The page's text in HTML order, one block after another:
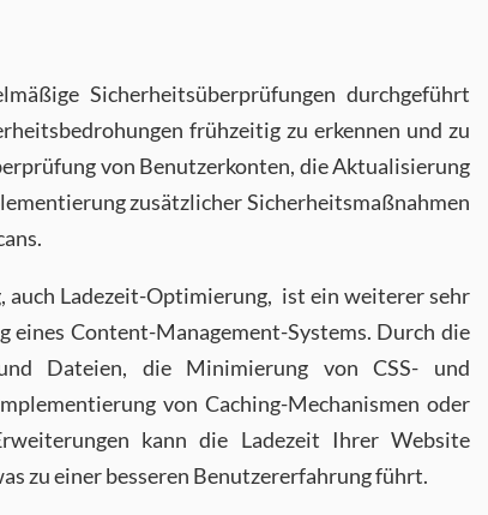
Sicherheitsüberprüfungen durchgeführt
frühzeitig zu erkennen und zu
von Benutzerkonten, die Aktualisierung
zusätzlicher Sicherheitsmaßnahmen
auch Ladezeit-Optimierung, ist ein weiterer sehr
eines Content-Management-Systems. Durch die
Dateien, die Minimierung von CSS- und
von Caching-Mechanismen oder
kann die Ladezeit Ihrer Website
zu einer besseren Benutzererfahrung führt.